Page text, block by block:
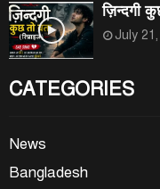
ज़िन्दगी
July
CATEGORIES
News
Bangladesh